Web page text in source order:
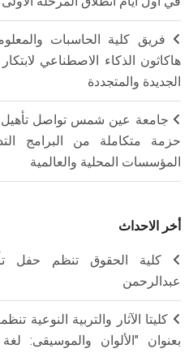
فريق كلية الحاسبات
هاكاثون الذكاء الاصطناعي
الجديدة والمتجددة
جامعة عين شمس تواصل تأهيل
حزمة متكاملة من البرامج
المؤسسات المحلية والعالمية
أخر الاحداث
كلية الحقوق تنظم حفل
عبدالرحمن
كليتا الآثار والتربية النوعية
بعنوان "الألوان والموسيقى: